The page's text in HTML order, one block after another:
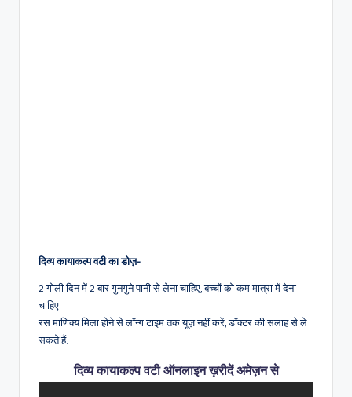
दिव्य कायाकल्प वटी का डोज़-
2 गोली दिन में 2 बार गुनगुने पानी से लेना चाहिए, बच्चों को कम मात्रा में देना
चाहिए
रस माणिक्य मिला होने से लॉन्ग टाइम तक यूज़ नहीं करें, डॉक्टर की सलाह से ले
सकते हैं.
दिव्य कायाकल्प वटी ऑनलाइन ख़रीदें अमेज़न से